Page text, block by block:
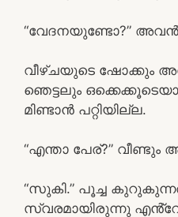
“വേദനയുണ്ടോ?”
വീഴ്ചയുടെ ഷോക്കും
ഞെട്ടലും
മിണ്ടാൻ പറ്റിയില്ല.
“എന്താ പേര്?” വീണ്ടും
“സുകി.” പൂച്ച
സ്വരമായിരുന്നു